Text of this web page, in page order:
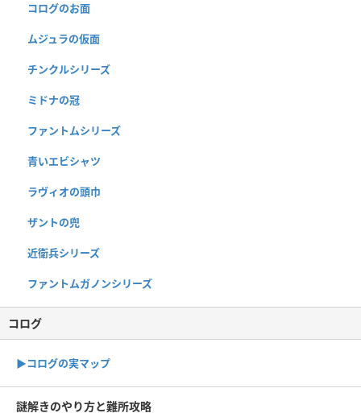
コログのお面
ムジュラの仮面
チンクルシリーズ
ミドナの冠
ファントムシリーズ
青いエビシャツ
ラヴィオの頭巾
ザントの兜
近衛兵シリーズ
ファントムガノンシリーズ
コログ
▶︎コログの実マップ
謎解きのやり方と難所攻略